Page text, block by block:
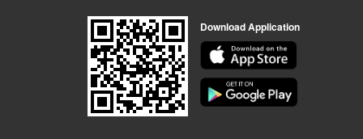
Download Application